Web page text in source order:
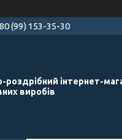
(99) 153-35-30
роздрібний інтернет-
виробів